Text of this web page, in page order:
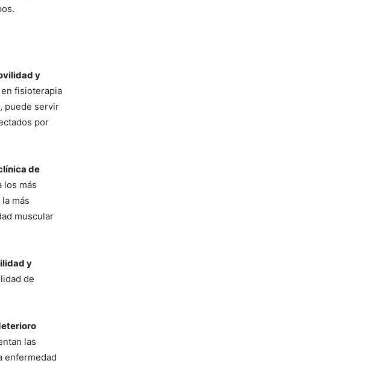
y
fisioterapia
puede servir
por
de
los más
más
muscular
y
de
las
enfermedad